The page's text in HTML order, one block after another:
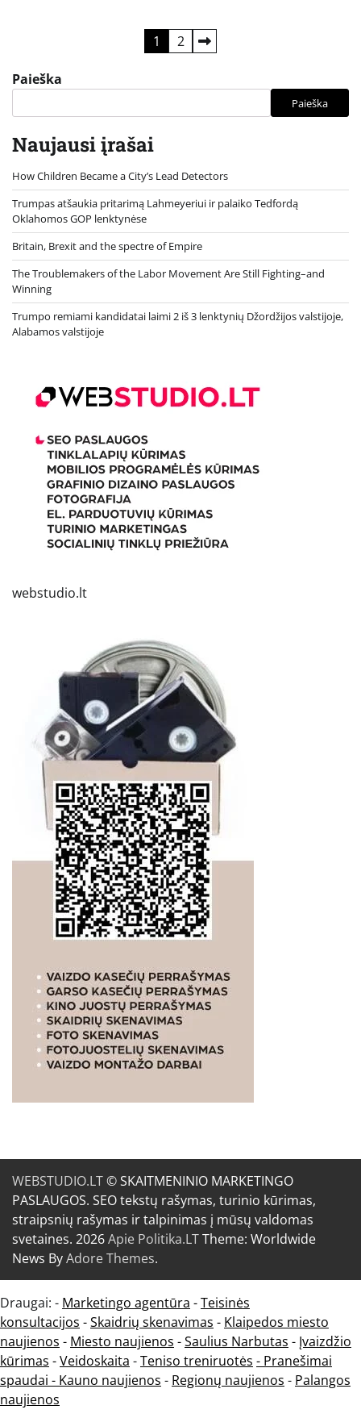
puslapiavimas
1 2
Paieška
Paieška
Naujausi įrašai
How Children Became a City’s Lead Detectors
Trumpas atšaukia pritarimą Lahmeyeriui ir palaiko Tedfordą
Oklahomos GOP lenktynėse
Britain, Brexit and the spectre of Empire
The Troublemakers of the Labor Movement Are Still Fighting–and
Winning
Trumpo remiami kandidatai laimi 2 iš 3 lenktynių Džordžijos valstijoje,
Alabamos valstijoje
webstudio.lt
WEBSTUDIO.LT© SKAITMENINIO MARKETINGO
PASLAUGOS. SEO tekstų rašymas, turinio kūrimas,
straipsnių rašymas ir talpinimas į mūsų valdomas
svetaines. 2026Apie Politika.LTTheme: Worldwide
News ByAdore Themes.
Draugai: - Marketingo agentūra -Teisinės
konsultacijos -Skaidrių skenavimas - Klaipedos miesto
naujienos - Miesto naujienos -Saulius Narbutas - Įvaizdžio
kūrimas -Veidoskaita -Teniso treniruotės - Pranešimai
spaudai - Kauno naujienos - Regionų naujienos - Palangos
naujienos